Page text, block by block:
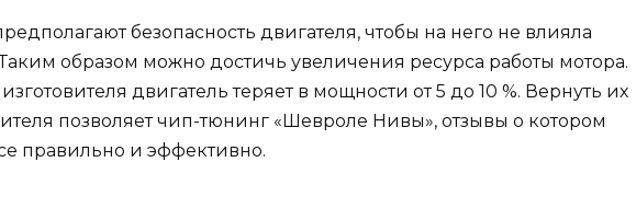
безопасность двигателя, чтобы на него не влияла
образом можно достичь увеличения ресурса работы мотора.
двигатель теряет в мощности от 5 до 10 %. Вернуть их
позволяет чип-тюнинг «Шевроле Нивы», отзывы о котором
правильно и эффективно.